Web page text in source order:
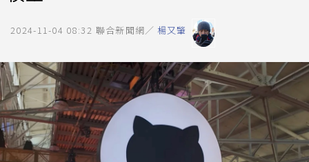
2024-11-04 08:32 聯合新聞網／ 楊又肇